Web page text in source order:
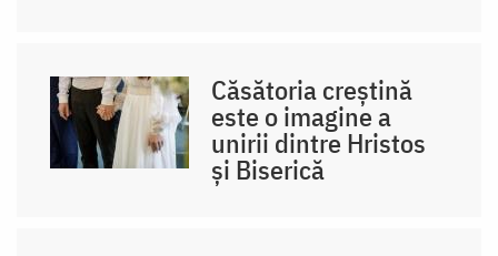
Căsătoria creștină
este o imagine a
unirii dintre Hristos
și Biserică